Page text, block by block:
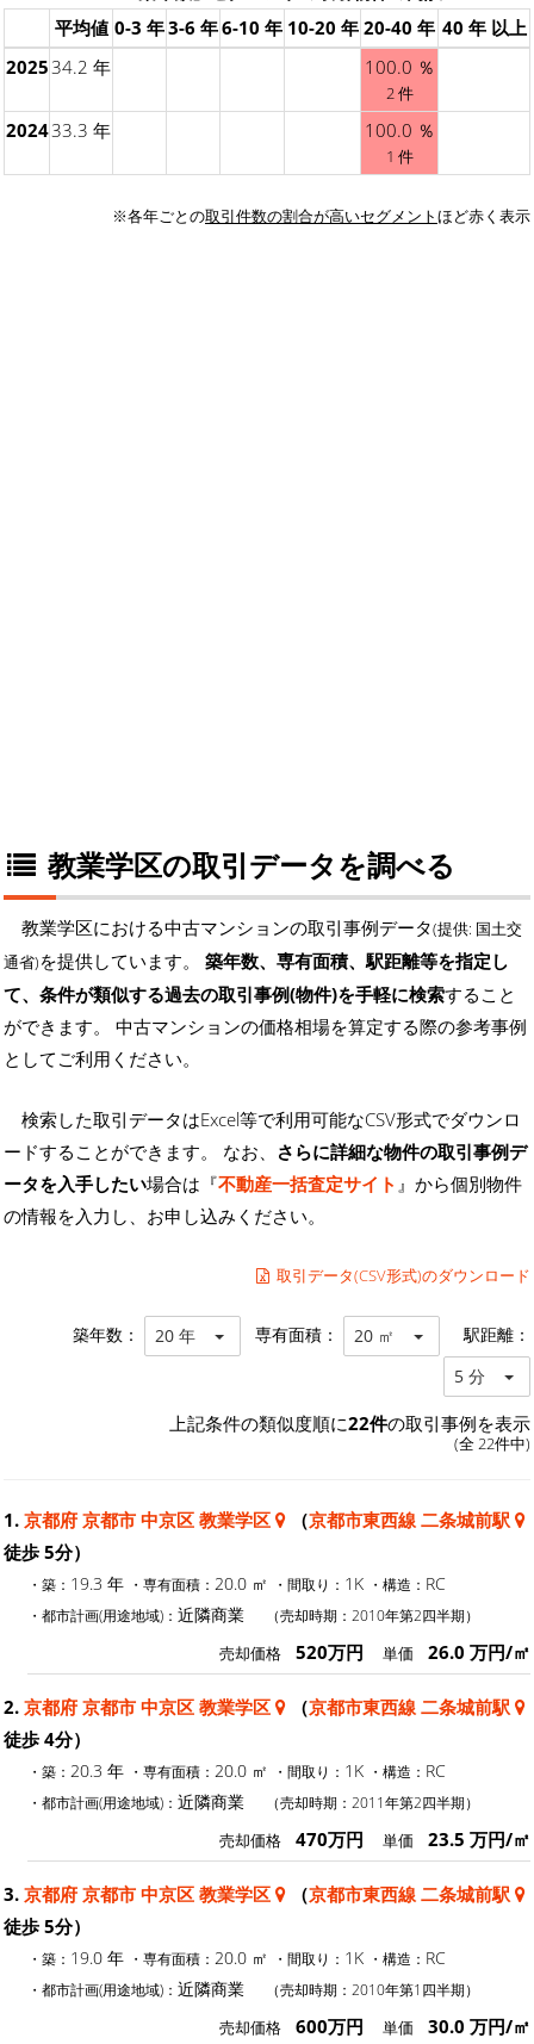
平均値 0-3 年3-6 年6-10 年 10-20 年 20-40 年 40 年 以上
202534.2 年 100.0 ％
2 件
202433.3 年 100.0 ％
1 件
※各年ごとの取引件数の割合が高いセグメントほど赤く表示
教業学区の取引データを調べる
教業学区における中古マンションの取引事例データ(提供: 国土交
通省)を提供しています。 築年数、専有面積、駅距離等を指定し
て、条件が類似する過去の取引事例(物件)を手軽に検索すること
ができます。 中古マンションの価格相場を算定する際の参考事例
としてご利用ください。
検索した取引データはExcel等で利用可能なCSV形式でダウンロ
ードすることができます。 なお、 さらに詳細な物件の取引事例デ
ータを入手したい場合は『不動産一括査定サイト 』から個別物件
の情報を入力し、お申し込みください。
取引データ(CSV形式)のダウンロード
築年数： 20 年 専有面積： 20 ㎡ 駅距離：
5 分
上記条件の類似度順に22件の取引事例を表示
(全 22件中)
1. 京都府 京都市 中京区 教業学区 （京都市東西線 二条城前駅
徒歩 5分）
・築： 19.3 年 ・専有面積： 20.0 ㎡ ・間取り： 1K ・構造： RC
・都市計画(用途地域)： 近隣商業 （売却時期：2010年第2四半期）
売却価格 520万円 単価 26.0 万円/㎡
2. 京都府 京都市 中京区 教業学区 （京都市東西線 二条城前駅
徒歩 4分）
・築： 20.3 年 ・専有面積： 20.0 ㎡ ・間取り： 1K ・構造： RC
・都市計画(用途地域)： 近隣商業 （売却時期：2011年第2四半期）
売却価格 470万円 単価 23.5 万円/㎡
3. 京都府 京都市 中京区 教業学区 （京都市東西線 二条城前駅
徒歩 5分）
・築： 19.0 年 ・専有面積： 20.0 ㎡ ・間取り： 1K ・構造： RC
・都市計画(用途地域)： 近隣商業 （売却時期：2010年第1四半期）
売却価格 600万円 単価 30.0 万円/㎡